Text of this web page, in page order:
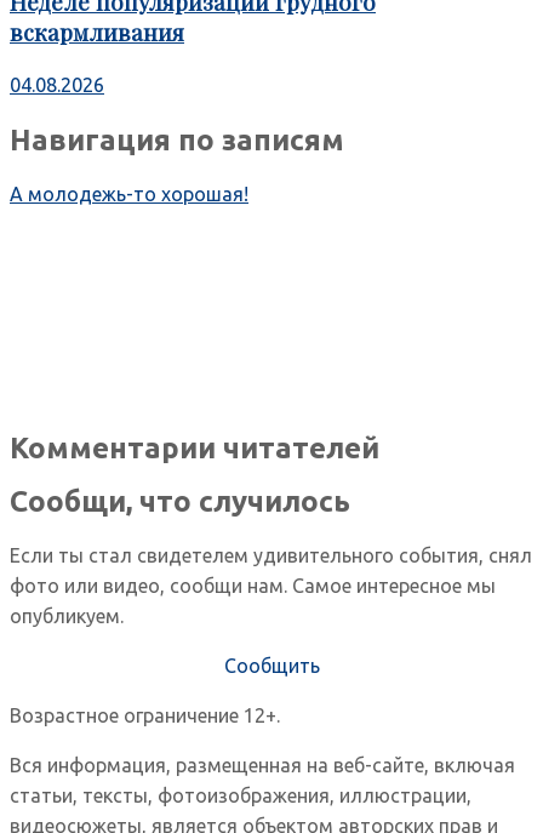
вскармливания
04.08.2026
Навигация по записям
А молодежь-то хорошая!
Комментарии читателей
Сообщи, что случилось
Если ты стал свидетелем удивительного события, снял
фото или видео, сообщи нам. Самое интересное мы
опубликуем.
Сообщить
Возрастное ограничение 12+.
Вся информация, размещенная на веб-сайте, включая
статьи, тексты, фотоизображения, иллюстрации,
видеосюжеты, является объектом авторских прав и